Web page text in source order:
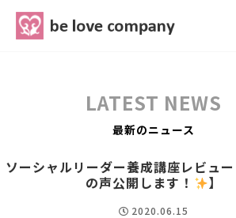
LATEST NEWS
最新のニュース
ソーシャルリーダー養成講座レビュ
の声公開します！
】
2020.06.15